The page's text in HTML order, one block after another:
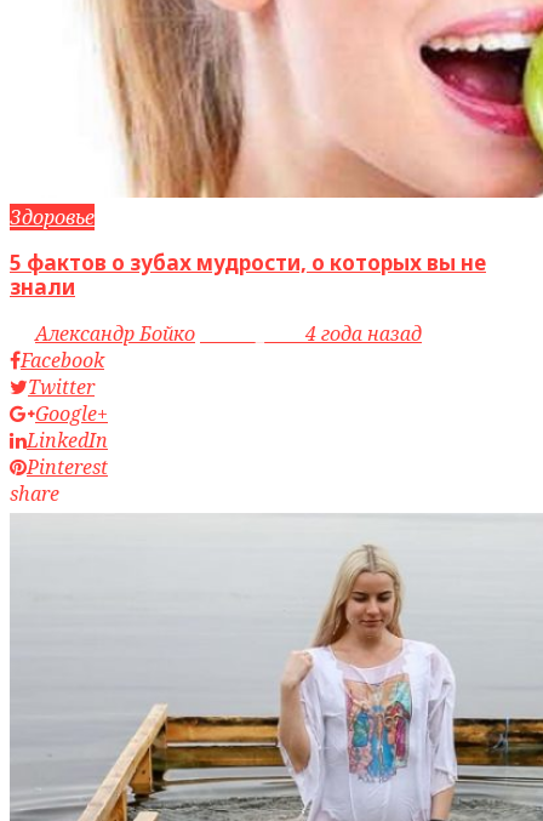
Здоровье
5 фактов о зубах мудрости, о которых вы не
знали
byАлександр Бойко
4 года назад
Facebook
Twitter
Google+
LinkedIn
Pinterest
share